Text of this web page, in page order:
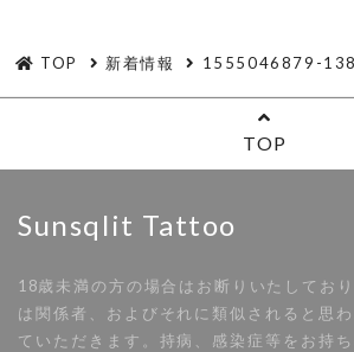
TOP 新着情報 1555046879-
TOP
Sunsqlit Tattoo
18歳未満の方の場合はお断りいたしてお
は関係者、およびそれに類似されると思
ていただきます。持病、感染症等をお持